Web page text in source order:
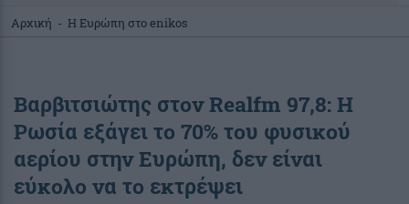
Αρχική - Η Ευρώπη στο enikos
Βαρβιτσιώτης στον Realfm 97,8: Η
Ρωσία εξάγει το 70% του φυσικού
αερίου στην Ευρώπη, δεν είναι
εύκολο να το εκτρέψει